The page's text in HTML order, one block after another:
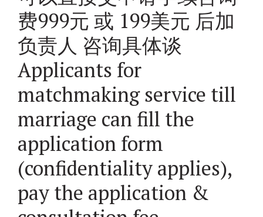
费999元 或 199美元 后加
负责人 咨询具体谈
Applicants for
matchmaking service till
marriage can fill the
application form
(confidentiality applies),
pay the application &